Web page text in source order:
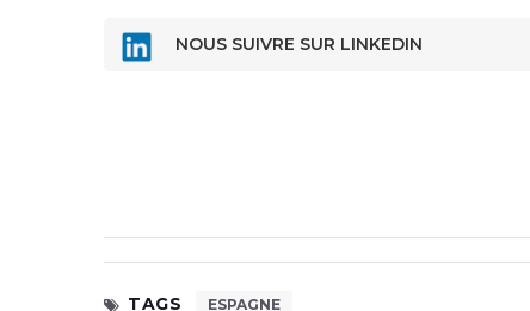
NOUS SUIVRE SUR LINKEDIN
TAGS
ESPAGNE